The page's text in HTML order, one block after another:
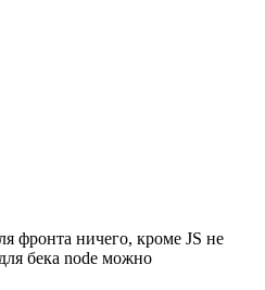
фронта ничего, кроме JS не
бека node можно